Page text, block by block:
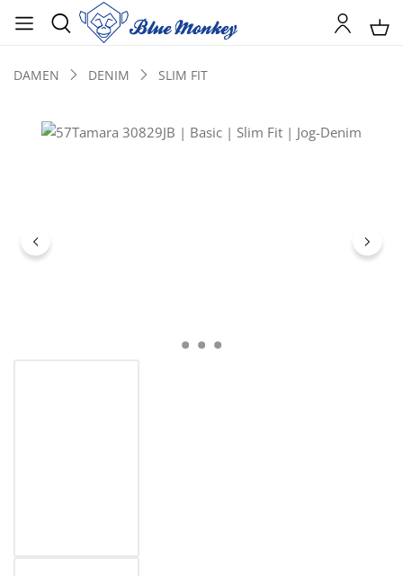
DAMEN DENIM SLIM FIT
Bildergalerie überspringen